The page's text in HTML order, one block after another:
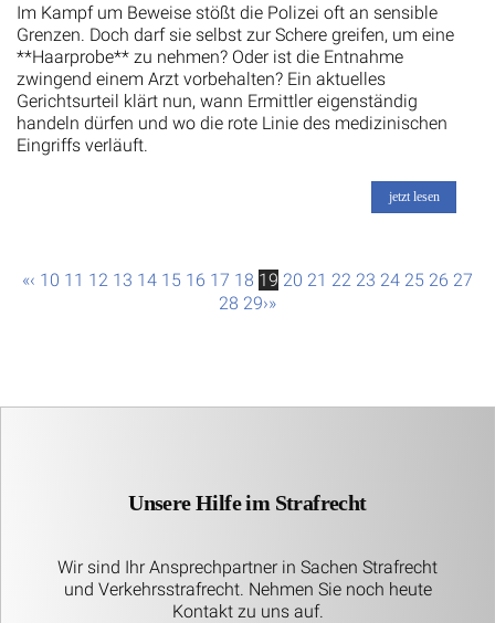
Im Kampf um Beweise stößt die Polizei oft an sensible
Grenzen. Doch darf sie selbst zur Schere greifen, um eine
**Haarprobe** zu nehmen? Oder ist die Entnahme
zwingend einem Arzt vorbehalten? Ein aktuelles
Gerichtsurteil klärt nun, wann Ermittler eigenständig
handeln dürfen und wo die rote Linie des medizinischen
Eingriffs verläuft.
jetzt lesen
«‹ 10 11 12 13 14 15 16 17 18 19 20 21 22 23 24 25 26 27
28 29›»
Unsere Hilfe im Strafrecht
Wir sind Ihr Ansprechpartner in Sachen Strafrecht
und Verkehrsstrafrecht. Nehmen Sie noch heute
Kontakt zu uns auf.